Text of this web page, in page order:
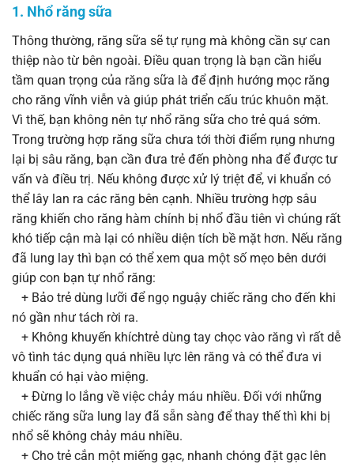
1. Nhổ răng sữa
Thông thường, răng sữa sẽ tự rụng mà không cần sự can
thiệp nào từ bên ngoài. Điều quan trọng là bạn cần hiểu
tầm quan trọng của răng sữa là để định hướng mọc răng
cho răng vĩnh viễn và giúp phát triển cấu trúc khuôn mặt.
Vì thế, bạn không nên tự nhổ răng sữa cho trẻ quá sớm.
Trong trường hợp răng sữa chưa tới thời điểm rụng nhưng
lại bị sâu răng, bạn cần đưa trẻ đến phòng nha để được tư
vấn và điều trị. Nếu không được xử lý triệt để, vi khuẩn có
thể lây lan ra các răng bên cạnh. Nhiều trường hợp sâu
răng khiến cho răng hàm chính bị nhổ đầu tiên vì chúng rất
khó tiếp cận mà lại có nhiều diện tích bề mặt hơn. Nếu răng
đã lung lay thì bạn có thể xem qua một số mẹo bên dưới
giúp con bạn tự nhổ răng:
+ Bảo trẻ dùng lưỡi để ngọ nguậy chiếc răng cho đến khi
nó gần như tách rời ra.
+ Không khuyến khíchtrẻ dùng tay chọc vào răng vì rất dễ
vô tình tác dụng quá nhiều lực lên răng và có thể đưa vi
khuẩn có hại vào miệng.
+ Đừng lo lắng về việc chảy máu nhiều. Đối với những
chiếc răng sữa lung lay đã sẵn sàng để thay thế thì khi bị
nhổ sẽ không chảy máu nhiều.
+ Cho trẻ cắn một miếng gạc, nhanh chóng đặt gạc lên